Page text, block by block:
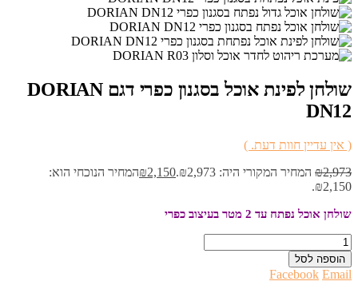
שולחן לפינת אוכל בסגנון כפרי דגם DORIAN
DN12
( אין עדיין חוות דעת. )
₪2,973 המחיר המקורי היה: ₪2,973. ₪2,150
המחיר הנוכחי הוא:
₪2,150.
שולחן אוכל נפתח עד 2 מטר בעיצוב כפרי
הוספה לסל
Facebook Email